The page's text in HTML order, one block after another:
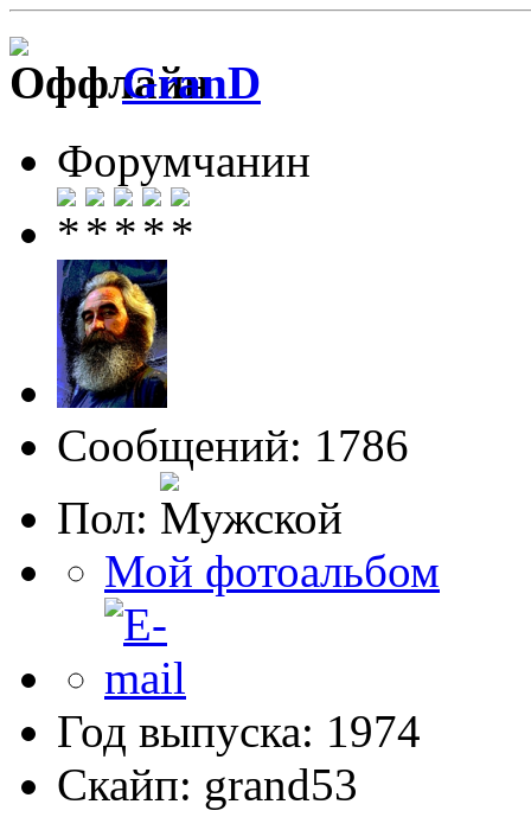
GranD
Форумчанин
Сообщений: 1786
Пол:
Мой фотоальбом
Год выпуска: 1974
Скайп: grand53